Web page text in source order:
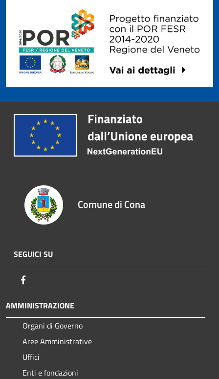
Comune di Cona
SEGUICI SU
AMMINISTRAZIONE
Organi di Governo
Aree Amministrative
Uffici
Enti e fondazioni